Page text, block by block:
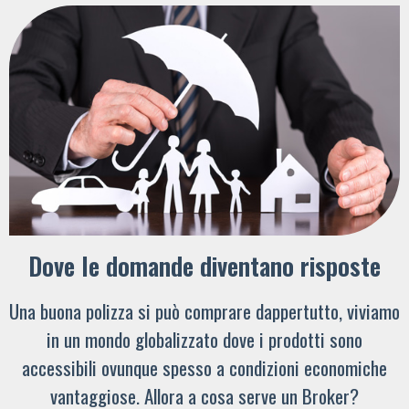
Dove le domande diventano risposte
Una buona polizza si può comprare dappertutto, viviamo
in un mondo globalizzato dove i prodotti sono
accessibili ovunque spesso a condizioni economiche
vantaggiose. Allora a cosa serve un Broker?